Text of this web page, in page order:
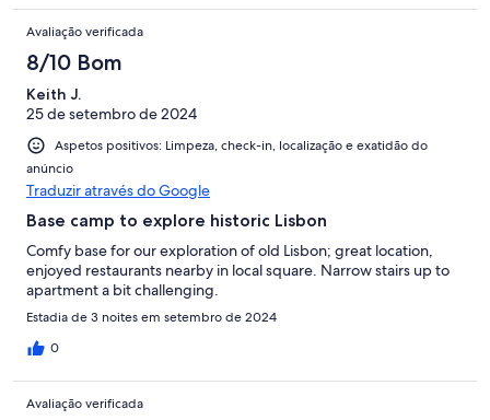
Avaliação verificada
8/10 Bom
Keith J.
25 de setembro de 2024
Aspetos positivos: Limpeza, check-in, localização e exatidão do
anúncio
Traduzir através do Google
Base camp to explore historic Lisbon
Comfy base for our exploration of old Lisbon; great location,
enjoyed restaurants nearby in local square. Narrow stairs up to
apartment a bit challenging.
Estadia de 3 noites em setembro de 2024
0
Avaliação verificada